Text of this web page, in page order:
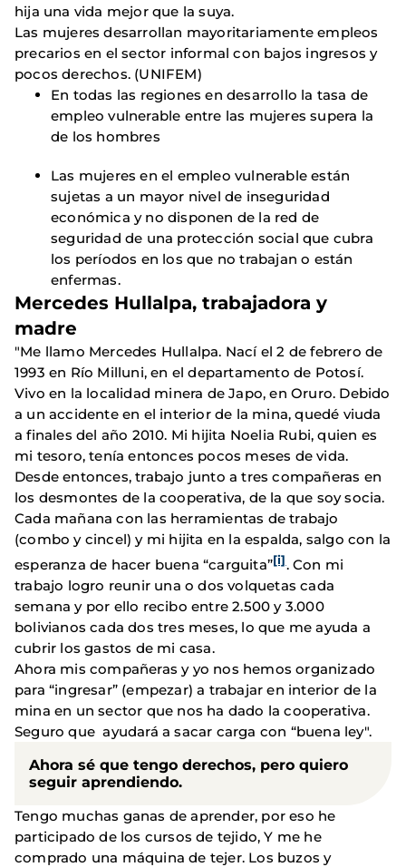
hija una vida mejor que la suya.
Las mujeres desarrollan mayoritariamente empleos
precarios en el sector informal con bajos ingresos y
pocos derechos. (UNIFEM)
En todas las regiones en desarrollo la tasa de
empleo vulnerable entre las mujeres supera la
de los hombres
Las mujeres en el empleo vulnerable están
sujetas a un mayor nivel de inseguridad
económica y no disponen de la red de
seguridad de una protección social que cubra
los períodos en los que no trabajan o están
enfermas.
Mercedes Hullalpa, trabajadora y
madre
"Me llamo Mercedes Hullalpa. Nací el 2 de febrero de
1993 en Río Milluni, en el departamento de Potosí.
Vivo en la localidad minera de Japo, en Oruro. Debido
a un accidente en el interior de la mina, quedé viuda
a finales del año 2010. Mi hijita Noelia Rubi, quien es
mi tesoro, tenía entonces pocos meses de vida.
Desde entonces, trabajo junto a tres compañeras en
los desmontes de la cooperativa, de la que soy socia.
Cada mañana con las herramientas de trabajo
(combo y cincel) y mi hijita en la espalda, salgo con la
esperanza de hacer buena “carguita”[i]. Con mi
trabajo logro reunir una o dos volquetas cada
semana y por ello recibo entre 2.500 y 3.000
bolivianos cada dos tres meses, lo que me ayuda a
cubrir los gastos de mi casa.
Ahora mis compañeras y yo nos hemos organizado
para “ingresar” (empezar) a trabajar en interior de la
mina en un sector que nos ha dado la cooperativa.
Seguro que ayudará a sacar carga con “buena ley".
Ahora sé que tengo derechos, pero quiero
seguir aprendiendo.
Tengo muchas ganas de aprender, por eso he
participado de los cursos de tejido, Y me he
comprado una máquina de tejer. Los buzos y